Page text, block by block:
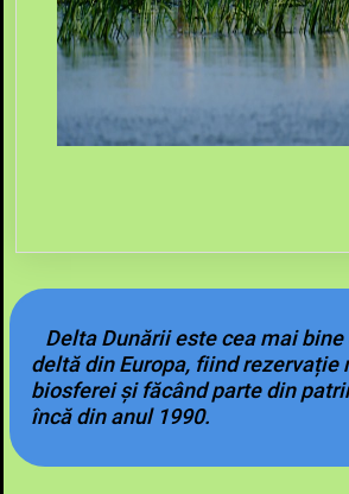
Delta Dunării este cea mai
deltă din Europa, fiind rezervație
biosferei și făcând parte din
încă din anul 1990.